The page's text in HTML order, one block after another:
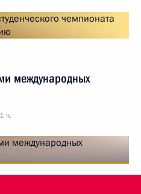
международных
ч.